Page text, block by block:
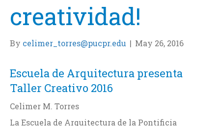
creatividad!
By celimer_torres@pucpr.edu | May 26, 2016
Escuela de Arquitectura presenta
Taller Creativo 2016
Celimer M. Torres
La Escuela de Arquitectura de la Pontificia